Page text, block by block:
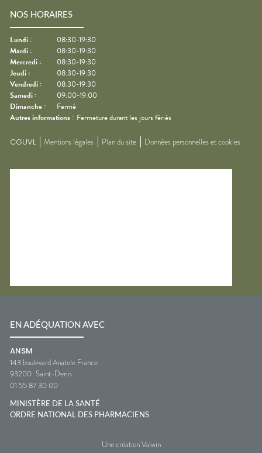
NOS HORAIRES
Lundi :
08:30-19:30
Mardi :
08:30-19:30
Mercredi :
08:30-19:30
Jeudi :
08:30-19:30
Vendredi :
08:30-19:30
Samedi :
09:00-19:00
Dimanche :
Fermé
Autres informations : Fermeture durant les jours fériés
CGUVL Mentions légales Plan du site Données personnelles et cookies
EN ADÉQUATION AVEC
ANSM
143 boulevard Anatole France
93200 Saint-Denis
01 55 87 30 00
MINISTÈRE DE LA SANTÉ
ORDRE NATIONAL DES PHARMACIENS
Une création Valwin